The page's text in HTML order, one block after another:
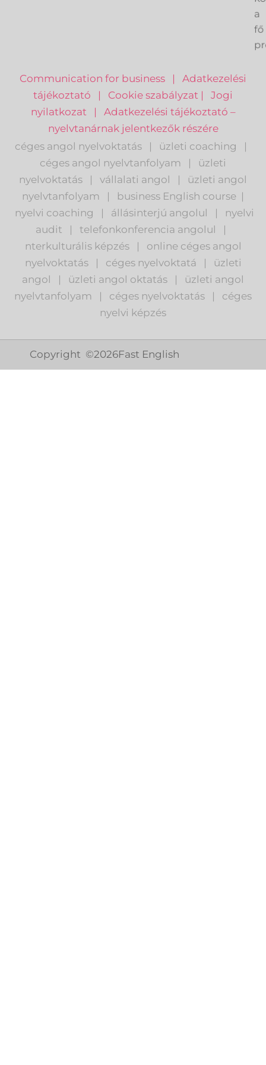
a
Communication for business | Adatkezelési
tájékoztató | Cookie szabályzat | Jogi
nyilatkozat | Adatkezelési tájékoztató –
nyelvtanárnak jelentkezők részére
céges angol nyelvoktatás
| üzleti coaching
|
céges angol nyelvtanfolyam
|
üzleti
nyelvoktatás
| vállalati angol |
üzleti angol
nyelvtanfolyam
| business English course |
nyelvi coaching
| állásinterjú angolul |
nyelvi
audit
| telefonkonferencia angolul
|
nterkulturális képzés
| online céges angol
nyelvoktatás
| céges nyelvoktatá |
üzleti
angol
| üzleti angol oktatás |
üzleti angol
nyelvtanfolyam
| céges nyelvoktatás |
céges
nyelvi képzés
Copyright ©2026Fast English